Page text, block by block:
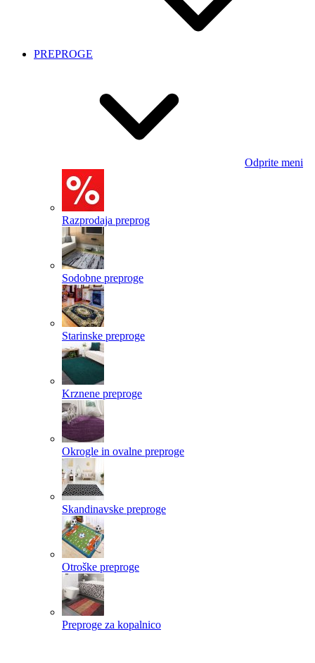
PREPROGE
Odprite meni
Razprodaja preprog
Sodobne preproge
Starinske preproge
Krznene preproge
Okrogle in ovalne preproge
Skandinavske preproge
Otroške preproge
Preproge za kopalnico